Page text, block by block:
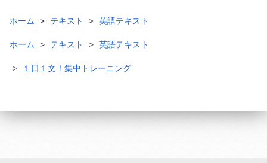
ホーム テキスト 英語テキスト
ホーム テキスト 英語テキスト
１日１文！集中トレーニング